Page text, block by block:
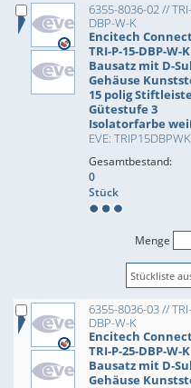
6355-8036-02 //
DBP-W-K
Encitech
TRI-P-15-DBP-W-K
Bausatz mit D-
Gehäuse
15 polig
Gütestufe 3
Isolatorfarbe
EVE: TRIP15DBPWK
Gesamtbestand:
0
Stück
Menge
6355-8036-03 //
DBP-W-K
Encitech
TRI-P-25-DBP-W-K
Bausatz mit D-
Gehäuse